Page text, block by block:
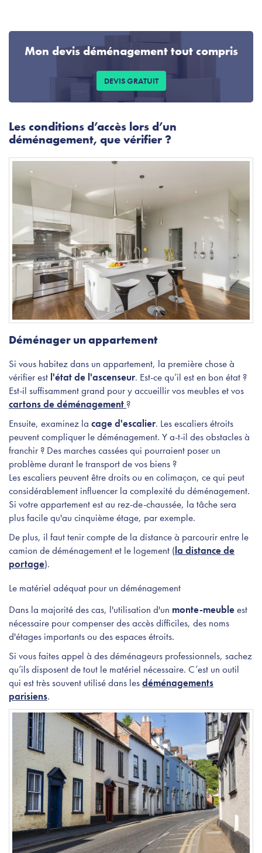
Mon devis déménagement tout compris
DEVIS GRATUIT
Les conditions d’accès lors d’un
déménagement, que vérifier ?
Déménager un appartement
Si vous habitez dans un appartement, la première chose à
vérifier est l'état de l'ascenseur. Est-ce qu’il est en bon état ?
Est-il suffisamment grand pour y accueillir vos meubles et vos
cartons de déménagement ?
Ensuite, examinez la cage d'escalier. Les escaliers étroits
peuvent compliquer le déménagement. Y a-t-il des obstacles à
franchir ? Des marches cassées qui pourraient poser un
problème durant le transport de vos biens ?
Les escaliers peuvent être droits ou en colimaçon, ce qui peut
considérablement influencer la complexité du déménagement.
Si votre appartement est au rez-de-chaussée, la tâche sera
plus facile qu'au cinquième étage, par exemple.
De plus, il faut tenir compte de la distance à parcourir entre le
camion de déménagement et le logement (la distance de
portage).
Le matériel adéquat pour un déménagement
Dans la majorité des cas, l'utilisation d'un monte-meubleest
nécessaire pour compenser des accès difficiles, des noms
d'étages importants ou des espaces étroits.
Si vous faites appel à des déménageurs professionnels, sachez
qu’ils disposent de tout le matériel nécessaire. C’est un outil
qui est très souvent utilisé dans lesdéménagements
parisiens.